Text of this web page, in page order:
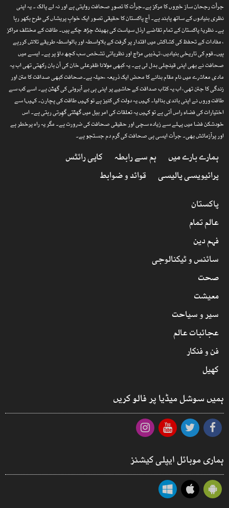
جرأت رجحان ساز خبروں کا مرکز ہے۔جرأت کا تصورِ صحافت روایتی ہے اور نہ لے پالک ۔ یہ اپنی
نظری بنیادوں کے ساتھ پابند ہے۔ آج پاکستان کا حقیقی تصور ایک خوابِ پریشاں کی طرح بکھر رہا
ہے۔ نظریۂ پاکستان کے تمام تقاضے ارذل سیاست کی بھینٹ چڑھ چکے ہیں۔ طاقت کے مختلف مراکز
، مفادات کے تحفظ کی کشاکش میں اقتدار پر گرفت کے بلاواسطہ اور بالواسطہ طریقے تلاش کررہے
ہیں۔قوم کی تاریخی بنیادیں، تہذیبی مزاج اور نظریاتی تشخص سب کچھ داؤ پر ہے۔ ایسے میں
صحافت نے بھی اپنی قینچلی بدل لی ہے۔ یہ کبھی مولانا ظفرعلی خان کی آن بان رکھتی تھی اب یہ
مادی معاشرے میں نام مقام بنانے کا محض ایک ذریعہ ،حیلہ ہے۔صحافت کبھی صداقت کا متن اور
زندگی کا جتن تھی، اب یہ کتاب صداقت کے حاشیے پر اپنی ہی بے آبروئی کی گھٹن ہے۔ اسے کب سے
طاقت وروں نے اپنی باندی بنالیا۔ کہیں یہ دولت کی کنیز ہے تو کہیں طاقت کی پچارن۔ کہیںا سے
اختیارات کی فضاء راس آتی ہے تو کہیں یہ تعلقات کی امر بیل میں گھٹتی گھِرتی رہتی ہے۔ اس
خودشکن فضا میں پہلے سے زیادہ سچی اور حقیقی صحافت کی ضرورت ہے۔ مگر یہ راہ پرخطر ہے
اور پرآزمائش بھی۔ جرأت ایسی ہی صحافت کی گرم دم جستجو ہے۔
ہمارے بارے میں ہم سے رابطہ
کاپی رائٹس
پرائیویسی پالیسی
قوائد و ضوابط
پاکستان
عالم تمام
فہم دین
سائنس و ٹیکنالوجی
صحت
معیشت
سیر و سیاحت
عجائبات عالم
فن و فنکار
کھیل
ہمیں سوشل میڈیا پر فالو کریں
ہماری موبائل ایپلی کیشنز